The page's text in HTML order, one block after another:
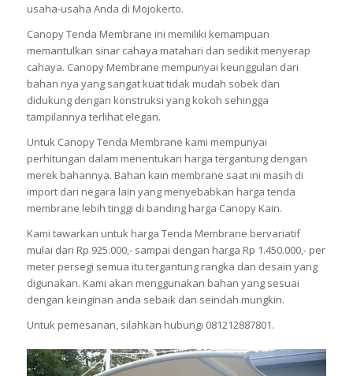
usaha-usaha Anda di Mojokerto.
Canopy Tenda Membrane ini memiliki kemampuan
memantulkan sinar cahaya matahari dan sedikit menyerap
cahaya. Canopy Membrane mempunyai keunggulan dari
bahan nya yang sangat kuat tidak mudah sobek dan
didukung dengan konstruksi yang kokoh sehingga
tampilannya terlihat elegan.
Untuk Canopy Tenda Membrane kami mempunyai
perhitungan dalam menentukan harga tergantung dengan
merek bahannya. Bahan kain membrane saat ini masih di
import dari negara lain yang menyebabkan harga tenda
membrane lebih tinggi di banding harga Canopy Kain.
Kami tawarkan untuk harga Tenda Membrane bervariatif
mulai dari Rp 925.000,- sampai dengan harga Rp 1.450.000,- per
meter persegi semua itu tergantung rangka dan desain yang
digunakan. Kami akan menggunakan bahan yang sesuai
dengan keinginan anda sebaik dan seindah mungkin.
Untuk pemesanan, silahkan hubungi 081212887801.